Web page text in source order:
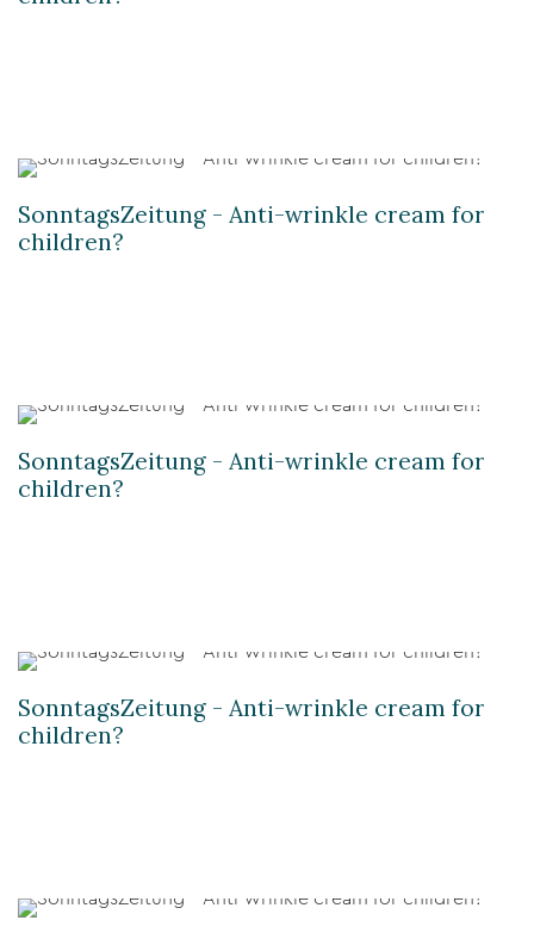
SonntagsZeitung - Anti-wrinkle cream for
children?
SonntagsZeitung - Anti-wrinkle cream for
children?
SonntagsZeitung - Anti-wrinkle cream for
children?